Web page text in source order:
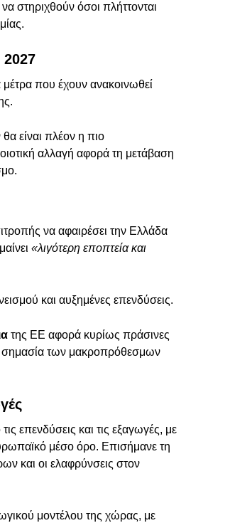
στηριχθούν όσοι πλήττονται
2027
που έχουν ανακοινωθεί
είναι πλέον η πιο
αλλαγή αφορά τη μετάβαση
να αφαιρέσει την Ελλάδα
«λιγότερη εποπτεία και
και αυξημένες επενδύσεις.
της ΕΕ αφορά κυρίως πράσινες
σημασία των μακροπρόθεσμων
επενδύσεις και τις εξαγωγές, με
μέσο όρο. Επισήμανε τη
και οι ελαφρύνσεις στον
μοντέλου της χώρας, με